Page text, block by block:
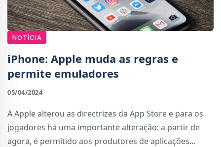
NOTÍCIA
iPhone: Apple muda as regras e
permite emuladores
05/04/2024
A Apple alterou as directrizes da App Store e para os
jogadores há uma importante alteração: a partir de
agora, é permitido aos produtores de aplicações